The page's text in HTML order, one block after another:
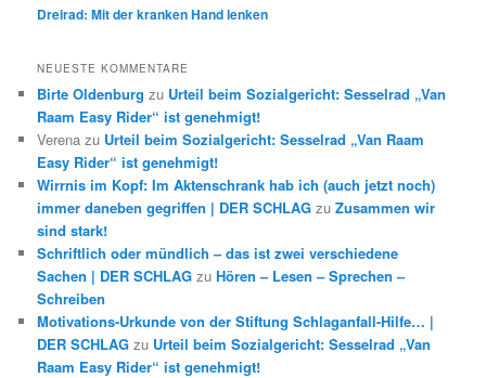
Dreirad: Mit der kranken Hand lenken
NEUESTE KOMMENTARE
Birte Oldenburg zu Urteil beim Sozialgericht: Sesselrad „Van
Raam Easy Rider“ ist genehmigt!
Verena zu Urteil beim Sozialgericht: Sesselrad „Van Raam
Easy Rider“ ist genehmigt!
Wirrnis im Kopf: Im Aktenschrank hab ich (auch jetzt noch)
immer daneben gegriffen | DER SCHLAG zuZusammen wir
sind stark!
Schriftlich oder mündlich – das ist zwei verschiedene
Sachen | DER SCHLAG zuHören – Lesen – Sprechen –
Schreiben
Motivations-Urkunde von der Stiftung Schlaganfall-Hilfe… |
DER SCHLAG zu Urteil beim Sozialgericht: Sesselrad „Van
Raam Easy Rider“ ist genehmigt!